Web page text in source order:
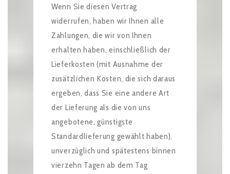
Wenn Sie diesen Vertrag
widerrufen, haben wir Ihnen alle
Zahlungen, die wir von Ihnen
erhalten haben, einschließlich der
Lieferkosten (mit Ausnahme der
zusätzlichen Kosten, die sich daraus
ergeben, dass Sie eine andere Art
der Lieferung als die von uns
angebotene, günstigste
Standardlieferung gewählt haben),
unverzüglich und spätestens binnen
vierzehn Tagen ab dem Tag